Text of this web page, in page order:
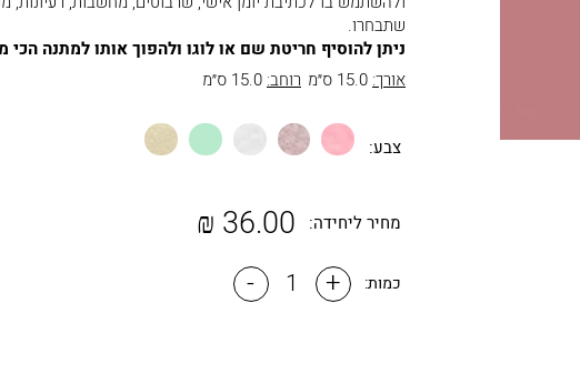
שתבחרו.
ניתן להוסיף חריטת שם או לוגו ולהפוך אותו למתנה
אורך: 15.0 ס״מ רוחב: 15.0 ס״מ
צבע:
ורוד
בהיר
כספסףלבן מנטה שמנת
מחיר ליחידה: 36.00
₪
כמות: +
-